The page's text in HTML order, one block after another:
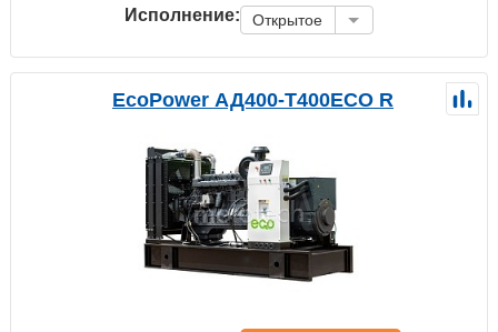
Исполнение: Открытое
EcoPower АД400-T400ECO R